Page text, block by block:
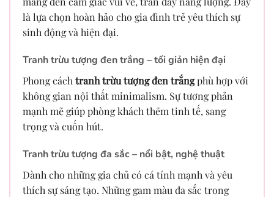
là lựa chọn hoàn hảo cho gia đình trẻ yêu thích sự
sinh động và hiện đại.
Tranh trừu tượng đen trắng – tối giản hiện đại
Phong cách tranh trừu tượng đen trắngphù hợp với
không gian nội thất minimalism. Sự tương phản
mạnh mẽ giúp phòng khách thêm tinh tế, sang
trọng và cuốn hút.
Tranh trừu tượng đa sắc – nổi bật, nghệ thuật
Dành cho những gia chủ có cá tính mạnh và yêu
thích sự sáng tạo. Những gam màu đa sắc trong